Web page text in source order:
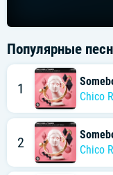
Популярные
1
Chico
2
Chico